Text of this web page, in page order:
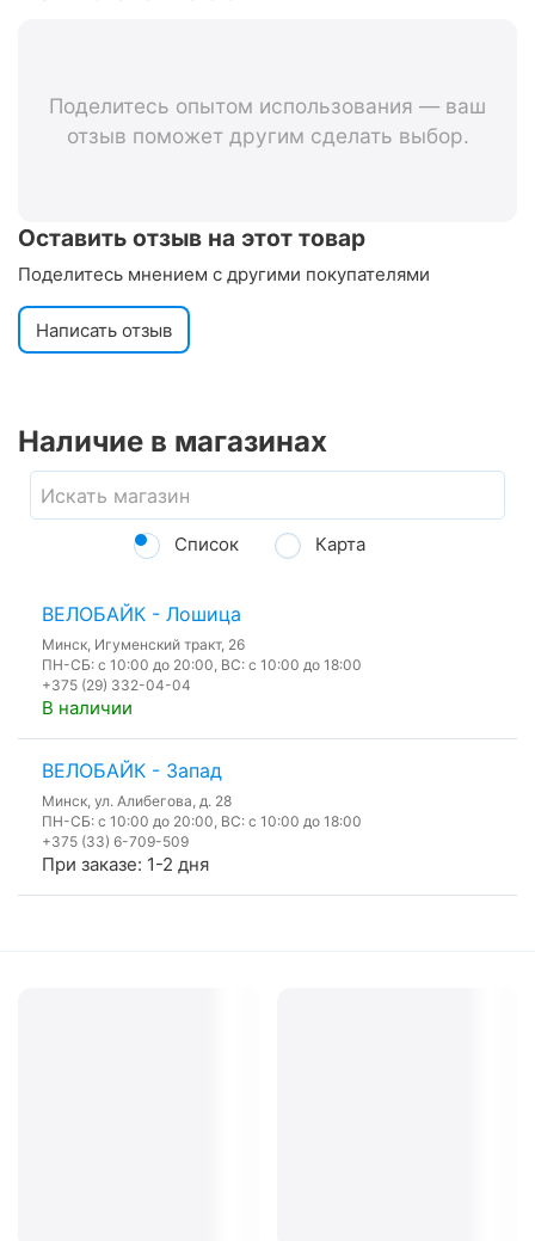
Поделитесь опытом использования — ваш
отзыв поможет другим сделать выбор.
Оставить отзыв на этот товар
Поделитесь мнением с другими покупателями
Написать отзыв
Наличие в магазинах
Список Карта
ВЕЛОБАЙК - Лошица
Минск, Игуменский тракт, 26
ПН-СБ: с 10:00 до 20:00, ВС: с 10:00 до 18:00
+375 (29) 332-04-04
В наличии
ВЕЛОБАЙК - Запад
Минск, ул. Алибегова, д. 28
ПН-СБ: с 10:00 до 20:00, ВС: с 10:00 до 18:00
+375 (33) 6-709-509
При заказе: 1-2 дня